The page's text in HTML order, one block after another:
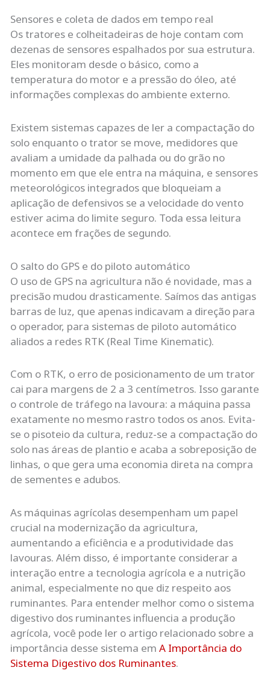
Sensores e coleta de dados em tempo real
Os tratores e colheitadeiras de hoje contam com
dezenas de sensores espalhados por sua estrutura.
Eles monitoram desde o básico, como a
temperatura do motor e a pressão do óleo, até
informações complexas do ambiente externo.
Existem sistemas capazes de ler a compactação do
solo enquanto o trator se move, medidores que
avaliam a umidade da palhada ou do grão no
momento em que ele entra na máquina, e sensores
meteorológicos integrados que bloqueiam a
aplicação de defensivos se a velocidade do vento
estiver acima do limite seguro. Toda essa leitura
acontece em frações de segundo.
O salto do GPS e do piloto automático
O uso de GPS na agricultura não é novidade, mas a
precisão mudou drasticamente. Saímos das antigas
barras de luz, que apenas indicavam a direção para
o operador, para sistemas de piloto automático
aliados a redes RTK (Real Time Kinematic).
Com o RTK, o erro de posicionamento de um trator
cai para margens de 2 a 3 centímetros. Isso garante
o controle de tráfego na lavoura: a máquina passa
exatamente no mesmo rastro todos os anos. Evita-
se o pisoteio da cultura, reduz-se a compactação do
solo nas áreas de plantio e acaba a sobreposição de
linhas, o que gera uma economia direta na compra
de sementes e adubos.
As máquinas agrícolas desempenham um papel
crucial na modernização da agricultura,
aumentando a eficiência e a produtividade das
lavouras. Além disso, é importante considerar a
interação entre a tecnologia agrícola e a nutrição
animal, especialmente no que diz respeito aos
ruminantes. Para entender melhor como o sistema
digestivo dos ruminantes influencia a produção
agrícola, você pode ler o artigo relacionado sobre a
importância desse sistema em A Importância do
Sistema Digestivo dos Ruminantes.